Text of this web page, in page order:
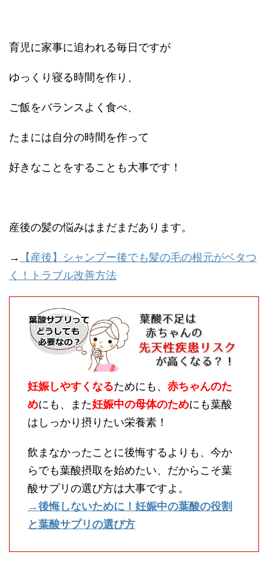
育児に家事に追われる毎日ですが
ゆっくり寝る時間を作り、
ご飯をバランスよく食べ、
たまには自分の時間を作って
好きなことをすることも大事です！
産後の髪の悩みはまだまだあります。
→
【産後】シャンプー後でも髪の毛の根元がベタつ
く！トラブル改善方法
妊娠しやすくなるためにも、 赤ちゃんのた
めにも、また妊娠中の母体のためにも葉酸
はしっかり摂りたい栄養素！
飲まなかったことに後悔するよりも、今か
らでも葉酸摂取を始めたい、だからこそ葉
酸サプリの選び方は大事ですよ。
→後悔しないために！妊娠中の葉酸の役割
と葉酸サプリの選び方